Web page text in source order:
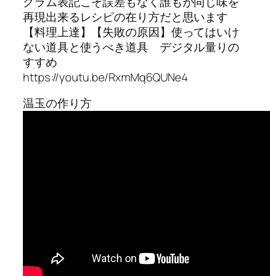
再現出来るレシピの在り方だと思います
【料理上達】【失敗の原因】使ってはいけ
ない道具と使うべき道具 デジタル量りの
すすめ
https://youtu.be/RxmMq6QUNe4
温玉の作り方